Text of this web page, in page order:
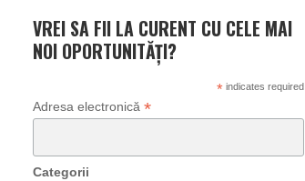
VREI SA FII LA CURENT CU CELE MAI
NOI OPORTUNITĂȚI?
*indicates required
Adresa electronică *
Categorii